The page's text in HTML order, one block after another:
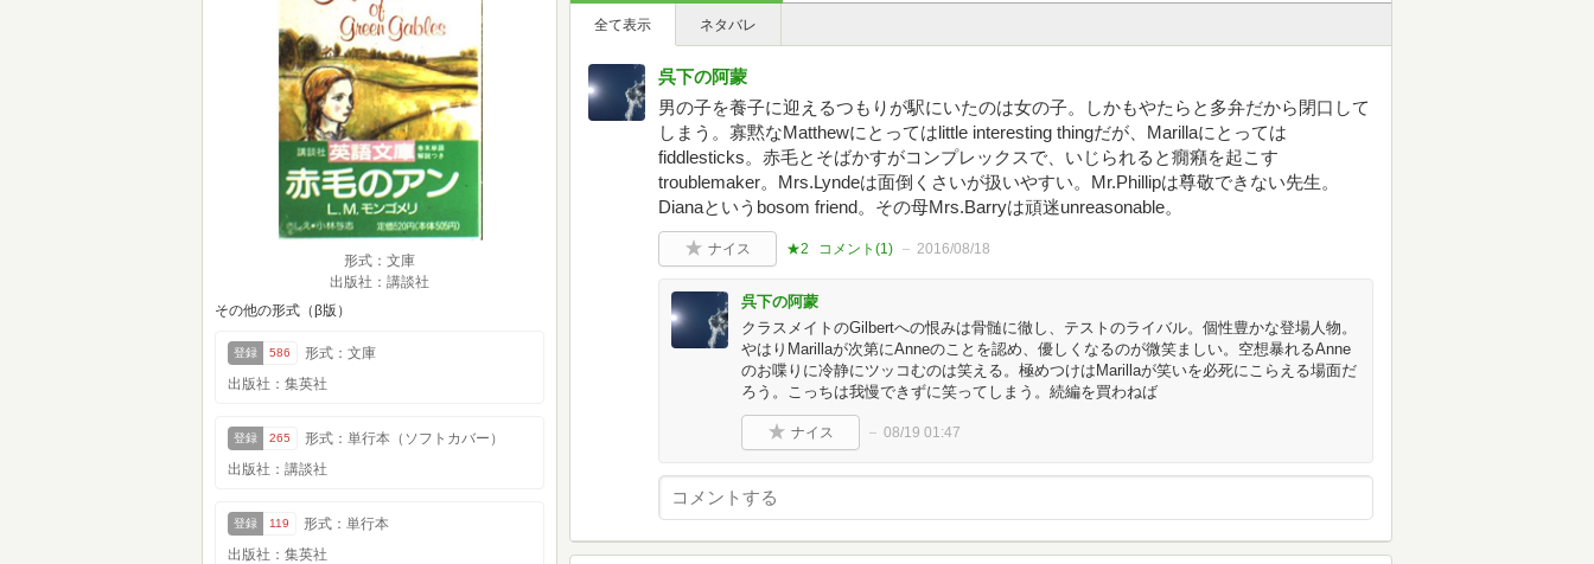
形式：文庫
出版社：講談社
その他の形式（β版）
登録 586
形式：文庫
出版社：集英社
登録 265
形式：単行本（ソフトカバー）
出版社：講談社
登録 119
形式：単行本
出版社：集英社
全て表示 ネタバレ
呉下の阿蒙
男の子を養子に迎えるつもりが駅にいたのは女の子。しかもやたらと多弁だから閉口して
しまう。寡黙なMatthewにとってはlittle interesting thingだが、Marillaにとっては
fiddlesticks。赤毛とそばかすがコンプレックスで、いじられると癇癪を起こす
troublemaker。Mrs.Lyndeは面倒くさいが扱いやすい。Mr.Phillipは尊敬できない先生。
Dianaというbosom friend。その母Mrs.Barryは頑迷unreasonable。
ナイス ★2 コメント(1) 2016/08/18
呉下の阿蒙
クラスメイトのGilbertへの恨みは骨髄に徹し、テストのライバル。個性豊かな登場人物。
やはりMarillaが次第にAnneのことを認め、優しくなるのが微笑ましい。空想暴れるAnne
のお喋りに冷静にツッコむのは笑える。極めつけはMarillaが笑いを必死にこらえる場面だ
ろう。こっちは我慢できずに笑ってしまう。続編を買わねば
ナイス 08/19 01:47